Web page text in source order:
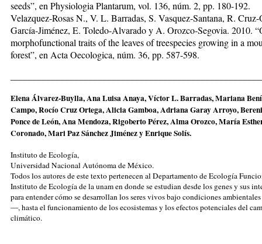
seeds”, en Physiologia Plantarum, vol. 136, núm. 2, pp. 180-192.
Velazquez-Rosas N., V. L. Barradas, S. Vasquez-Santana, R. Cruz-
García-Jiménez, E. Toledo-Alvarado y A. Orozco-Segovia. 2010.
morphofunctional traits of the leaves of treespecies growing in a
forest”, en Acta Oecologica, núm. 36, pp. 587-598.
Elena Álvarez-Buylla, Ana Luisa Anaya, Víctor L. Barradas, Mariana
Campo, Rocío Cruz Ortega, Alicia Gamboa, Adriana Garay Arroyo,
Ponce de León, Ana Mendoza, Rigoberto Pérez, Alma Orozco, María
Coronado, Mari Paz Sánchez Jiménez y Enrique Solís.
Instituto de Ecología,
Universidad Nacional Autónoma de México.
Todos los autores de este texto pertenecen al Departamento de Ecología
Instituto de Ecología de la unam en donde se estudian desde los genes y sus
para entender cómo se desarrollan los seres vivos bajo condiciones
—, hasta el funcionamiento de los ecosistemas y los efectos potenciales del
climático.